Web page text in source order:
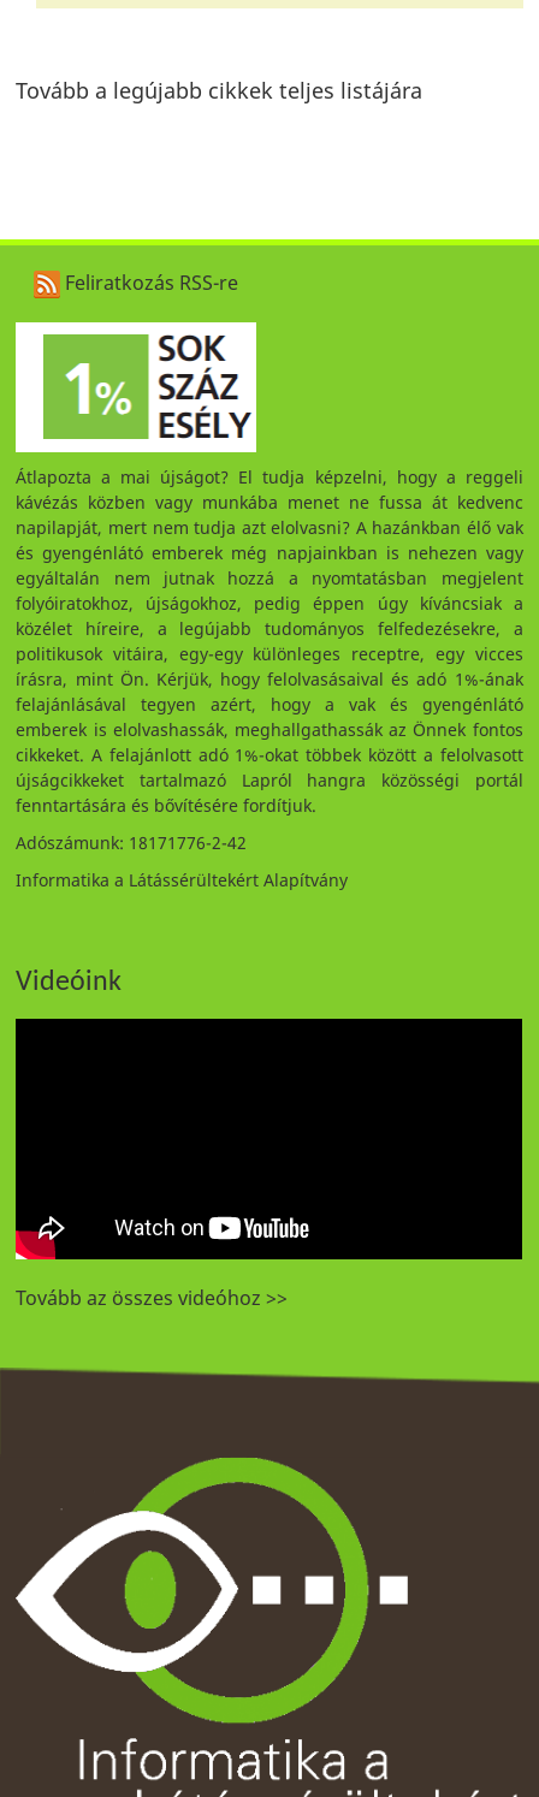
Tovább a legújabb cikkek teljes listájára
Feliratkozás RSS-re
Átlapozta a mai újságot? El tudja képzelni, hogy a reggeli
kávézás közben vagy munkába menet ne fussa át kedvenc
napilapját, mert nem tudja azt elolvasni? A hazánkban élő vak
és gyengénlátó emberek még napjainkban is nehezen vagy
egyáltalán nem jutnak hozzá a nyomtatásban megjelent
folyóiratokhoz, újságokhoz, pedig éppen úgy kíváncsiak a
közélet híreire, a legújabb tudományos felfedezésekre, a
politikusok vitáira, egy-egy különleges receptre, egy vicces
írásra, mint Ön. Kérjük, hogy felolvasásaival és adó 1%-ának
felajánlásával tegyen azért, hogy a vak és gyengénlátó
emberek is elolvashassák, meghallgathassák az Önnek fontos
cikkeket. A felajánlott adó 1%-okat többek között a felolvasott
újságcikkeket tartalmazó Lapról hangra közösségi portál
fenntartására és bővítésére fordítjuk.
Adószámunk: 18171776-2-42
Informatika a Látássérültekért Alapítvány
Videóink
Tovább az összes videóhoz >>